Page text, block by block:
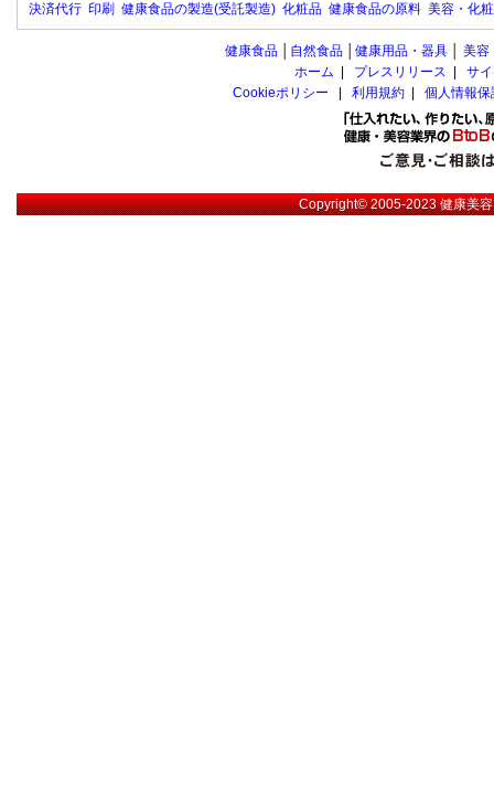
決済代行 印刷 健康食品の製造(受託製造) 化粧品 健康食品の原料 美容・化
健康食品 自然食品 健康用品・器具 美容
ホーム
プレスリリース
サ
Cookieポリシー
利用規約 個人情報
Copyright© 2005-2023健康美